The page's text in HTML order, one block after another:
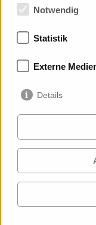
Mitgliedschaften
Services
Cases
Profil
Notwendig
Statistik
Externe
Details